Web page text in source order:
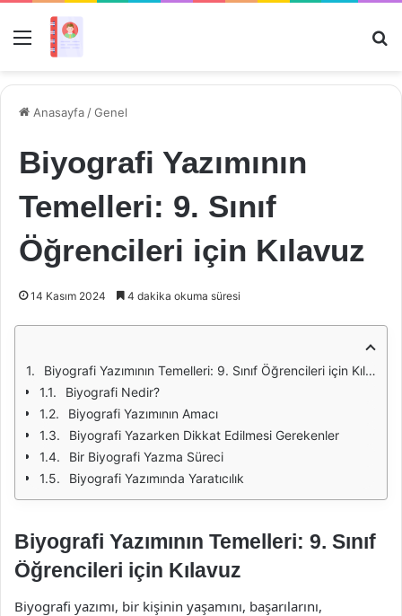
Menü
Anasayfa /Genel
Biyografi Yazımının
Temelleri: 9. Sınıf
Öğrencileri için Kılavuz
14 Kasım 2024 4 dakika okuma süresi
Biyografi Yazımının Temelleri: 9. Sınıf Öğrencileri için Kılavuz
Biyografi Nedir?
Biyografi Yazımının Amacı
Biyografi Yazarken Dikkat Edilmesi Gerekenler
Bir Biyografi Yazma Süreci
Biyografi Yazımında Yaratıcılık
Biyografi Yazımının Temelleri: 9. Sınıf
Öğrencileri için Kılavuz
Biyografi yazımı, bir kişinin yaşamını, başarılarını,